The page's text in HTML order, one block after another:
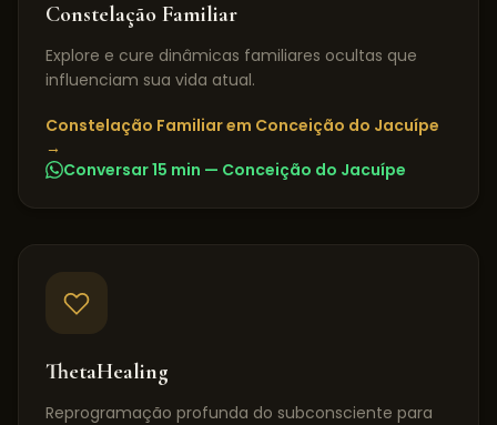
Constelação Familiar
Explore e cure dinâmicas familiares ocultas que
influenciam sua vida atual.
Constelação Familiarem Conceição do Jacuípe
→
Conversar 15 min — Conceição do Jacuípe
ThetaHealing
Reprogramação profunda do subconsciente para